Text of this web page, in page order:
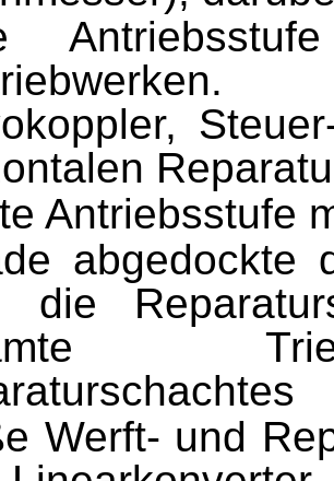
Antriebsstufe
abgedockte
die
Werft- und